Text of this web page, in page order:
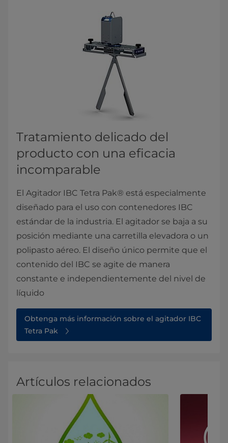
Tratamiento delicado del
producto con una eficacia
incomparable
El Agitador IBC Tetra Pak® está especialmente
diseñado para el uso con contenedores IBC
estándar de la industria. El agitador se baja a su
posición mediante una carretilla elevadora o un
polipasto aéreo. El diseño único permite que el
contenido del IBC se agite de manera
constante e independientemente del nivel de
líquido
Obtenga más información sobre el agitador IBC
Tetra Pak
Artículos relacionados